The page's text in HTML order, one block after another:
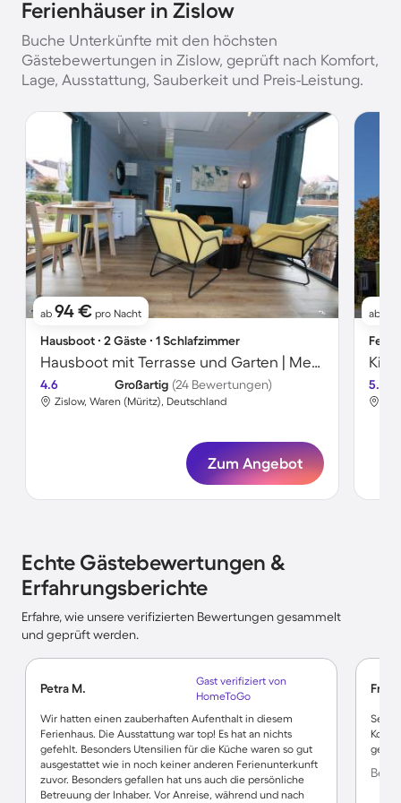
Ferienhäuser in Zislow
Buche Unterkünfte mit den höchsten
Gästebewertungen in Zislow, geprüft nach Komfort,
Lage, Ausstattung, Sauberkeit und Preis-Leistung.
ab 94 € pro Nacht
Hausboot ∙ 2 Gäste ∙ 1 Schlafzimmer
Hausboot mit Terrasse und Garten | Meerblick
4.6 Großartig (24 Bewertungen)
Zislow, Waren (Müritz), Deutschland
Zum Angebot
ab
5.0
Echte Gästebewertungen &
Erfahrungsberichte
Erfahre, wie unsere verifizierten Bewertungen gesammelt
und geprüft werden.
Petra M.
Gast verifiziert von
HomeToGo
Wir hatten einen zauberhaften Aufenthalt in diesem
Ferienhaus. Die Ausstattung war top! Es hat an nichts
gefehlt. Besonders Utensilien für die Küche waren so gut
ausgestattet wie in noch keiner anderen Ferienunterkunft
zuvor. Besonders gefallen hat uns auch die persönliche
Betreuung der Inhaber. Vor Anreise, während und nach
Fred
Sehr